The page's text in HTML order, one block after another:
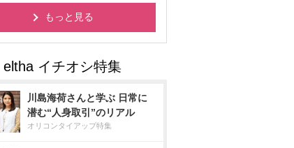
もっと見る
川島海荷さんと学ぶ 日常に
潜む“人身取引”のリアル
オリコンタイアップ特集